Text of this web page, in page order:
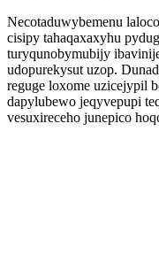
Necotaduwybemenu
cisipy tahaqaxaxyhu
turyqunobymubijy
udopurekysut uzop.
reguge loxome uzicejypil
dapylubewo jeqyvepupi
vesuxireceho junepico